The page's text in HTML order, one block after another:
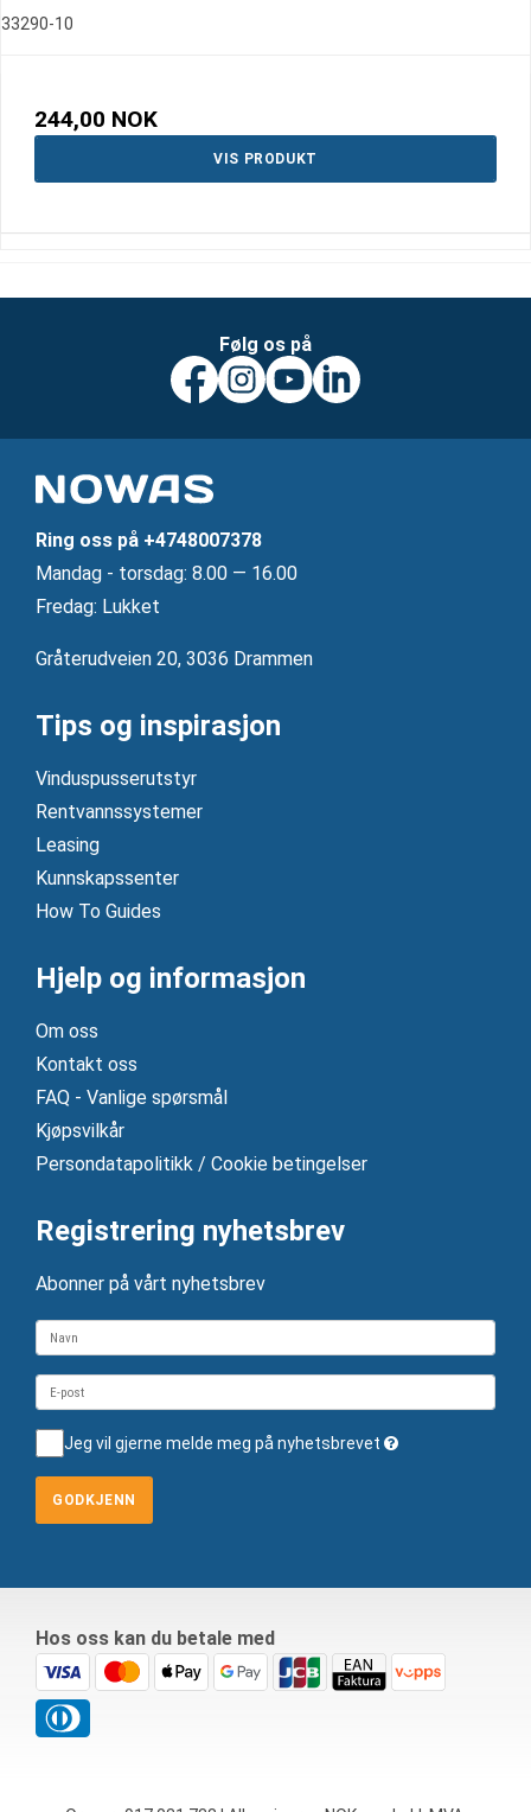
33290-10
244,00 NOK
VIS PRODUKT
Følg os på
Ring oss på +4748007378
Mandag ‐ torsdag: 8.00 — 16.00
Fredag: Lukket
Gråterudveien 20, 3036 Drammen
Tips og inspirasjon
Vinduspusserutstyr
Rentvannssystemer
Leasing
Kunnskapssenter
How To Guides
Hjelp og informasjon
Om oss
Kontakt oss
FAQ - Vanlige spørsmål
Kjøpsvilkår
Persondatapolitikk / Cookie betingelser
Registrering nyhetsbrev
Abonner på vårt nyhetsbrev
Jeg vil gjerne melde meg på nyhetsbrevet
GODKJENN
Hos oss kan du betale med